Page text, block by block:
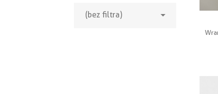
(bez filtra) 